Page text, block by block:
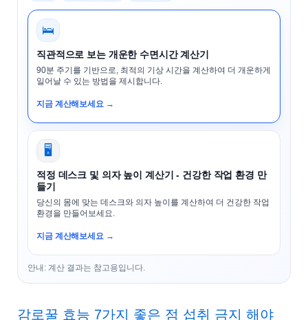
🛌
직관적으로 보는 개운한 수면시간 계산기
90분 주기를 기반으로, 최적의 기상 시간을 계산하여 더 개운하게
일어날 수 있는 방법을 제시합니다.
지금 계산해보세요 →
🖥️
적정 데스크 및 의자 높이 계산기 - 건강한 작업 환경 만
들기
당신의 몸에 맞는 데스크와 의자 높이를 계산하여 더 건강한 작업
환경을 만들어보세요.
지금 계산해보세요 →
안내: 계산 결과는 참고용입니다.
감로꿀 효능 7가지 좋은 점 섭취 금지 해야